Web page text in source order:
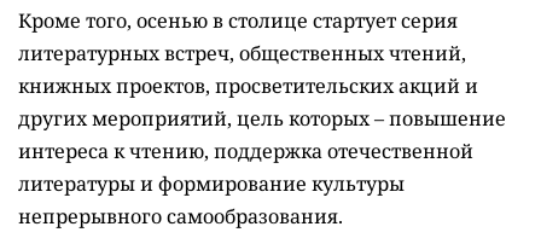
Кроме того, осенью в столице стартует серия
литературных встреч, общественных чтений,
книжных проектов, просветительских акций и
других мероприятий, цель которых –повышение
интереса к чтению, поддержка отечественной
литературы и формирование культуры
непрерывного самообразования.